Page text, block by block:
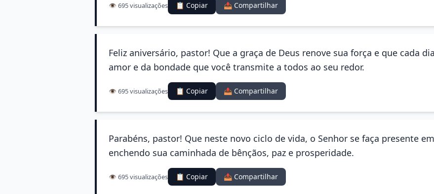
👁️ 695 visualizações 📋 Copiar 📤 Compartilhar
Feliz aniversário, pastor! Que a graça de Deus renove sua força e que cada
amor e da bondade que você transmite a todos ao seu redor.
👁️ 695 visualizações 📋 Copiar 📤 Compartilhar
Parabéns, pastor! Que neste novo ciclo de vida, o Senhor se faça presente
enchendo sua caminhada de bênçãos, paz e prosperidade.
👁️ 695 visualizações 📋 Copiar 📤 Compartilhar